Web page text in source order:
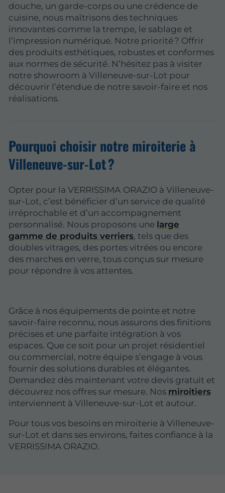
douche, un garde-corps ou une crédence de
cuisine, nous maîtrisons des techniques
innovantes comme la trempe, le sablage et
l’impression numérique. Notre priorité ? Offrir
des produits esthétiques, robustes et conformes
aux normes de sécurité. N’hésitez pas à visiter
notre showroom à Villeneuve-sur-Lot pour
découvrir l’étendue de notre savoir-faire et nos
réalisations.
Pourquoi choisir notre miroiterie à
Villeneuve-sur-Lot ?
Opter pour la VERRISSIMA ORAZIO à Villeneuve-
sur-Lot, c’est bénéficier d’un service de qualité
irréprochable et d’un accompagnement
personnalisé. Nous proposons une large
gamme de produits verriers, tels que des
doubles vitrages, des portes vitrées ou encore
des marches en verre, tous conçus sur mesure
pour répondre à vos attentes.
Grâce à nos équipements de pointe et notre
savoir-faire reconnu, nous assurons des finitions
précises et une parfaite intégration à vos
espaces. Que ce soit pour un projet résidentiel
ou commercial, notre équipe s’engage à vous
fournir des solutions durables et élégantes.
Demandez dès maintenant votre devis gratuit et
découvrez nos offres sur mesure. Nos miroitiers
interviennent à Villeneuve-sur-Lot et autour.
Pour tous vos besoins en miroiterie à Villeneuve-
sur-Lot et dans ses environs, faites confiance à la
VERRISSIMA ORAZIO.